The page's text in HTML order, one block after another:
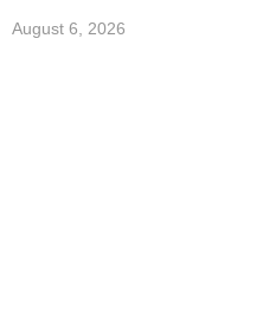
August 6, 2026